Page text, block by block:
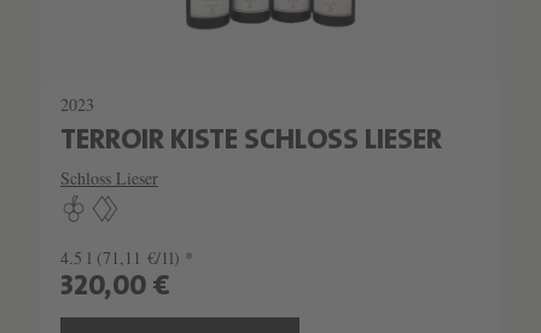
2023
TERROIR KISTE SCHLOSS LIESER
Schloss Lieser
4.5 l (71,11 €/1l) *
320,00 €